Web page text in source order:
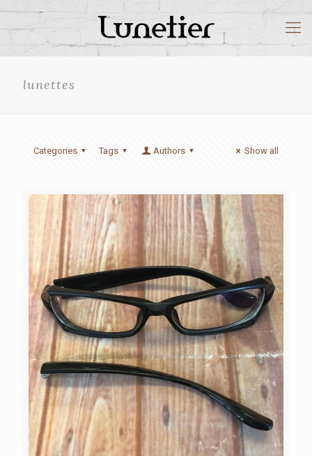
lunettes
Categories Tags Authors Show all